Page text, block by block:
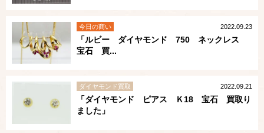
今日の商い 2022.09.23
「ルビー ダイヤモンド 750 ネックレス
宝石 買...
ダイヤモンド買取 2022.09.21
「ダイヤモンド ピアス Ｋ18 宝石 買取り
ました」